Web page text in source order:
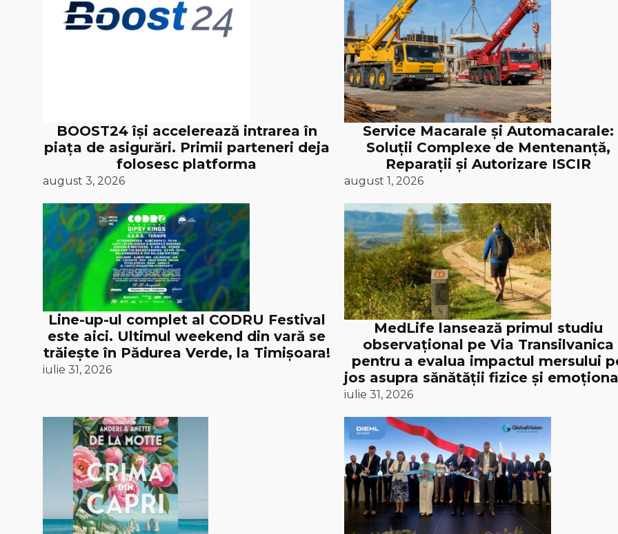
BOOST24 își accelerează intrarea în
piața de asigurări. Primii parteneri deja
folosesc platforma
august 3, 2026
Service Macarale și Automacarale:
Soluții Complexe de Mentenanță,
Reparații și Autorizare ISCIR
august 1, 2026
Line-up-ul complet al CODRU Festival
este aici. Ultimul weekend din vară se
trăiește în Pădurea Verde, la Timișoara!
iulie 31, 2026
MedLife lansează primul studiu
observațional pe Via Transilvanica
pentru a evalua impactul mersului
jos asupra sănătății fizice și
iulie 31, 2026